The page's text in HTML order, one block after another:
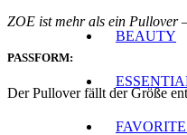
BEAUTY
ZOE ist mehr als ein Pullover
PASSFORM:
Der Pullover fällt der Größe